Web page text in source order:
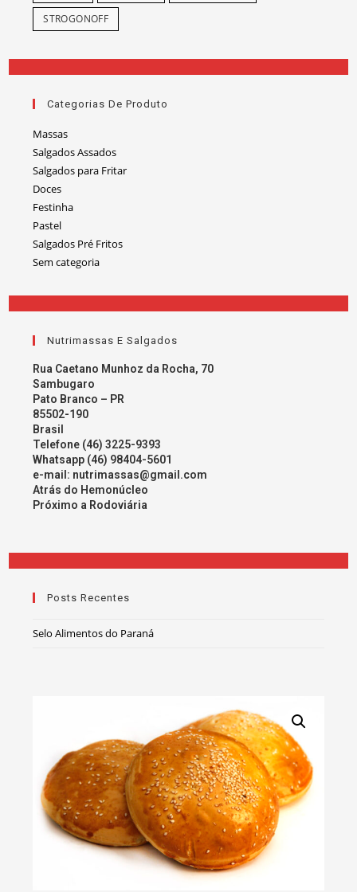
STROGONOFF
Categorias De Produto
Massas
Salgados Assados
Salgados para Fritar
Doces
Festinha
Pastel
Salgados Pré Fritos
Sem categoria
Nutrimassas E Salgados
Rua Caetano Munhoz da Rocha, 70
Sambugaro
Pato Branco – PR
85502-190
Brasil
Telefone (46) 3225-9393
Whatsapp (46) 98404-5601
e-mail: nutrimassas@gmail.com
Atrás do Hemonúcleo
Próximo a Rodoviária
Posts Recentes
Selo Alimentos do Paraná